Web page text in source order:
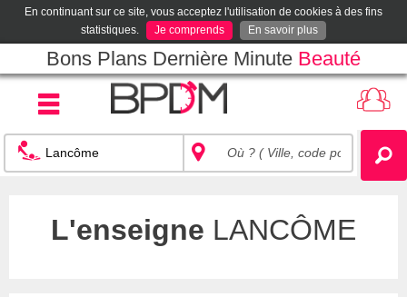
En continuant sur ce site, vous acceptez l'utilisation de cookies à des fins
statistiques.
Je comprends En savoir plus
Bons Plans Dernière Minute Beauté
L'enseigne LANCÔME